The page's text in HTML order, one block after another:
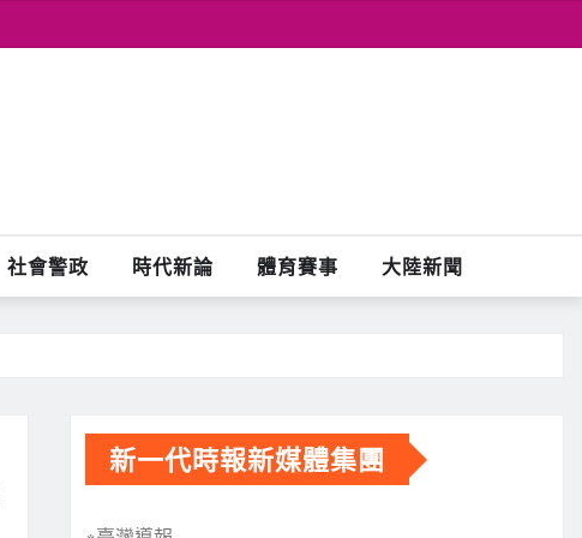
社會警政 時代新論 體育賽事 大陸新聞
新一代時報新媒體集團